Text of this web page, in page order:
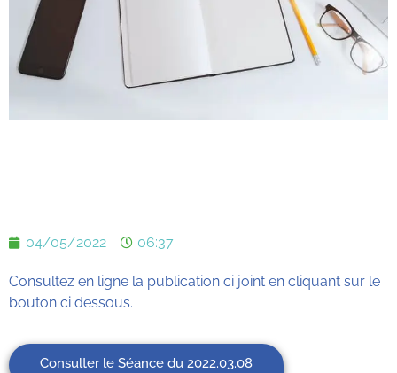
04/05/2022 06:37
Consultez en ligne la publication ci joint en cliquant sur le
bouton ci dessous.
Consulter le Séance du 2022.03.08